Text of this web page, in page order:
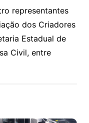
representantes
dos Criadores
Estadual de
Civil, entre